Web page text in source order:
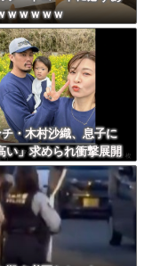
ｗｗｗｗｗ
・木村沙織、息子に
い」求められ衝撃展開
ｗｗｗｗｗｗｗｗ